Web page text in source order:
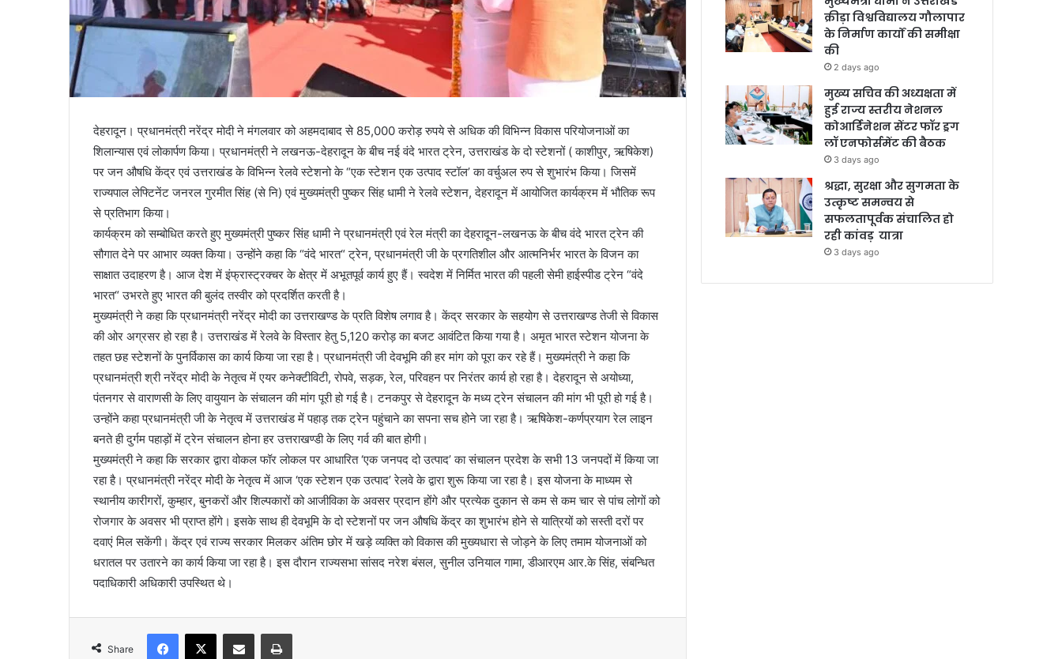
देहरादून। प्रधानमंत्री नरेंद्र मोदी ने मंगलवार को अहमदाबाद से 85,000 करोड़ रुपये से अधिक की विभिन्न विकास परियोजनाओं का
शिलान्यास एवं लोकार्पण किया। प्रधानमंत्री ने लखनऊ-देहरादून के बीच नई वंदे भारत ट्रेन, उत्तराखंड के दो स्टेशनों ( काशीपुर, ऋषिकेश)
पर जन औषधि केंद्र एवं उत्तराखंड के विभिन्न रेलवे स्टेशनो के “एक स्टेशन एक उत्पाद स्टॉल’ का वर्चुअल रुप से शुभारंभ किया। जिसमें
राज्यपाल लेफ्टिनेंट जनरल गुरमीत सिंह (से नि) एवं मुख्यमंत्री पुष्कर सिंह धामी ने रेलवे स्टेशन, देहरादून में आयोजित कार्यक्रम में भौतिक रूप
से प्रतिभाग किया।
कार्यक्रम को सम्बोधित करते हुए मुख्यमंत्री पुष्कर सिंह धामी ने प्रधानमंत्री एवं रेल मंत्री का देहरादून-लखनऊ के बीच वंदे भारत ट्रेन की
सौगात देने पर आभार व्यक्त किया। उन्होंने कहा कि “वंदे भारत“ ट्रेन, प्रधानमंत्री जी के प्रगतिशील और आत्मनिर्भर भारत के विजन का
साक्षात उदाहरण है। आज देश में इंफ्रास्ट्रक्चर के क्षेत्र में अभूतपूर्व कार्य हुए हैं। स्वदेश में निर्मित भारत की पहली सेमी हाईस्पीड ट्रेन “वंदे
भारत“ उभरते हुए भारत की बुलंद तस्वीर को प्रदर्शित करती है।
मुख्यमंत्री ने कहा कि प्रधानमंत्री नरेंद्र मोदी का उत्तराखण्ड के प्रति विशेष लगाव है। केंद्र सरकार के सहयोग से उत्तराखण्ड तेजी से विकास
की ओर अग्रसर हो रहा है। उत्तराखंड में रेलवे के विस्तार हेतु 5,120 करोड़ का बजट आवंटित किया गया है। अमृत भारत स्टेशन योजना के
तहत छह स्टेशनों के पुनर्विकास का कार्य किया जा रहा है। प्रधानमंत्री जी देवभूमि की हर मांग को पूरा कर रहे हैं। मुख्यमंत्री ने कहा कि
प्रधानमंत्री श्री नरेंद्र मोदी के नेतृत्व में एयर कनेक्टीविटी, रोपवे, सड़क, रेल, परिवहन पर निरंतर कार्य हो रहा है। देहरादून से अयोध्या,
पंतनगर से वाराणसी के लिए वायुयान के संचालन की मांग पूरी हो गई है। टनकपुर से देहरादून के मध्य ट्रेन संचालन की मांग भी पूरी हो गई है।
उन्होंने कहा प्रधानमंत्री जी के नेतृत्व में उत्तराखंड में पहाड़ तक ट्रेन पहुंचाने का सपना सच होने जा रहा है। ऋषिकेश-कर्णप्रयाग रेल लाइन
बनते ही दुर्गम पहाड़ों में ट्रेन संचालन होना हर उत्तराखण्डी के लिए गर्व की बात होगी।
मुख्यमंत्री ने कहा कि सरकार द्वारा वोकल फॉर लोकल पर आधारित ‘एक जनपद दो उत्पाद’ का संचालन प्रदेश के सभी 13 जनपदों में किया जा
रहा है। प्रधानमंत्री नरेंद्र मोदी के नेतृत्व में आज ‘एक स्टेशन एक उत्पाद’ रेलवे के द्वारा शुरू किया जा रहा है। इस योजना के माध्यम से
स्थानीय कारीगरों, कुम्हार, बुनकरों और शिल्पकारों को आजीविका के अवसर प्रदान होंगे और प्रत्येक दुकान से कम से कम चार से पांच लोगों को
रोजगार के अवसर भी प्राप्त होंगे। इसके साथ ही देवभूमि के दो स्टेशनों पर जन औषधि केंद्र का शुभारंभ होने से यात्रियों को सस्ती दरों पर
दवाएं मिल सकेंगी। केंद्र एवं राज्य सरकार मिलकर अंतिम छोर में खड़े व्यक्ति को विकास की मुख्यधारा से जोड़ने के लिए तमाम योजनाओं को
धरातल पर उतारने का कार्य किया जा रहा है। इस दौरान राज्यसभा सांसद नरेश बंसल, सुनील उनियाल गामा, डीआरएम आर.के सिंह, संबन्धित
पदाधिकारी अधिकारी उपस्थित थे।
Share
क्रीड़ा विश्वविद्यालय गौलापार
के निर्माण कार्यों की समीक्षा
की
2 days ago
मुख्य सचिव की अध्यक्षता में
हुई राज्य स्तरीय नेशनल
कोआर्डिनेशन सेंटर फॉर ड्रग
लॉ एनफोर्समेंट की बैठक
3 days ago
श्रद्धा, सुरक्षा और सुगमता के
उत्कृष्ट समन्वय से
सफलतापूर्वक संचालित हो
रही कांवड़ यात्रा
3 days ago